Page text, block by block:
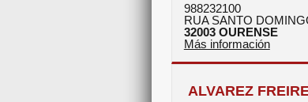
988232100
RUA SANTO
32003 OURENSE
Más información
ALVAREZ